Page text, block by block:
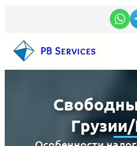
содержимому